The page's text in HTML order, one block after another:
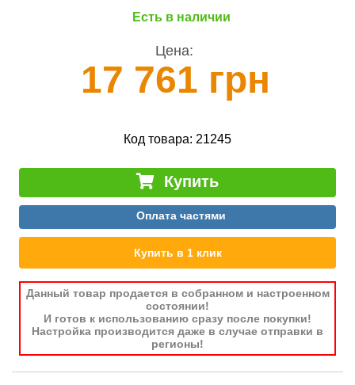
Есть в наличии
Цена:
17 761 грн
Код товара: 21245
Купить
Оплата частями
Купить в 1 клик
Данный товар продается в собранном и настроенном
состоянии!
И готов к использованию сразу после покупки!
Настройка производится даже в случае отправки в
регионы!